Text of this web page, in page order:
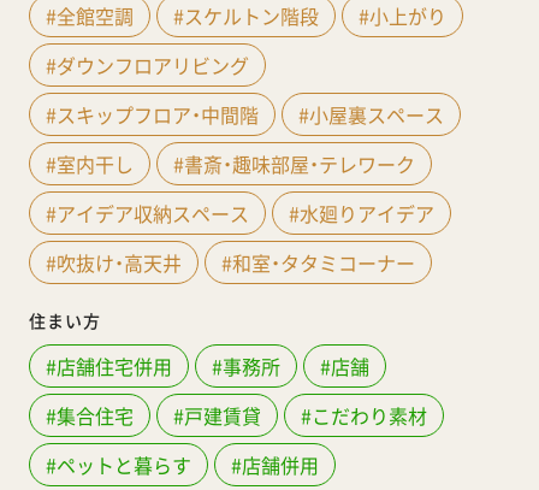
#全館空調 #スケルトン階段
#小上がり
#ダウンフロアリビング
#スキップフロア・中間階
#小屋裏スペース
#室内干し
#書斎・趣味部屋・テレワーク
#アイデア収納スペース
#水廻りアイデア
#吹抜け・高天井
#和室・タタミコーナー
住まい方
#店舗住宅併用 #事務所
#店舗
#集合住宅
#戸建賃貸
#こだわり素材
#ペットと暮らす
#店舗併用